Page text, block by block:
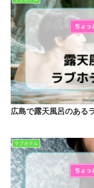
広島で露天風呂のある
ラブホテル